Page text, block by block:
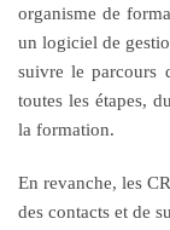
organisme de
un logiciel de
suivre le parcours
toutes les étapes,
la formation.
En revanche, les
des contacts et de